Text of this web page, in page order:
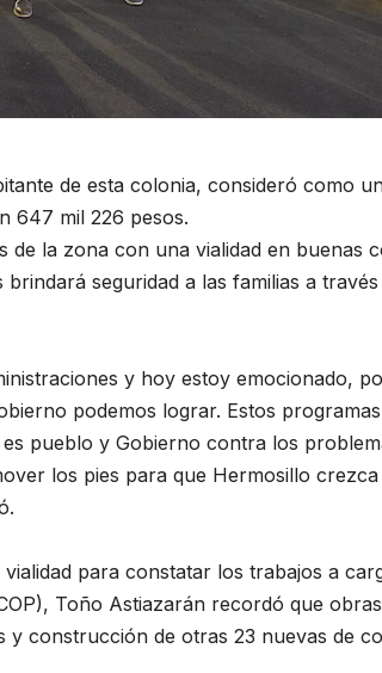
de esta colonia, consideró como
647 mil 226 pesos.
de la zona con una vialidad en buenas
brindará seguridad a las familias a
y hoy estoy emocionado,
podemos lograr. Estos
pueblo y Gobierno contra los
los pies para que Hermosillo
para constatar los trabajos a
Toño Astiazarán recordó que
y construcción de otras 23 nuevas de